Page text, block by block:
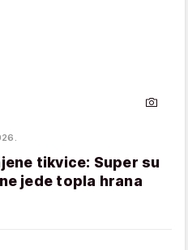
tikvice: Super su
jede topla hrana